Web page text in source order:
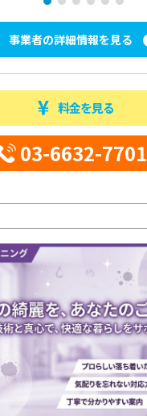
事業者の詳細情報を見る
料金を見る
03-6632-7701